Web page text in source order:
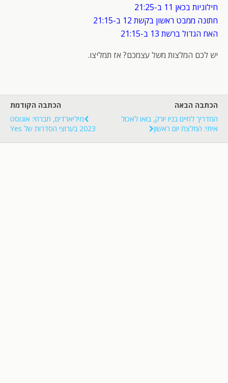
חילוניות בכאן 11 ב-21:25
חתונה ממבט ראשון בקשת 12 ב-21:15
האח הגדול ברשת 13 ב-21:15
יש לכם המלצות משל עצמכם? אז תמליצו.
הכתבה הקודמת
מיליארדים, תברחי: אוגוסט
2023 בערוצי הסדרות של Yes
הכתבה הבאה
המדריך לחיים בניו יורק, בואו לאכול
איתי: המלצת יום ראשון